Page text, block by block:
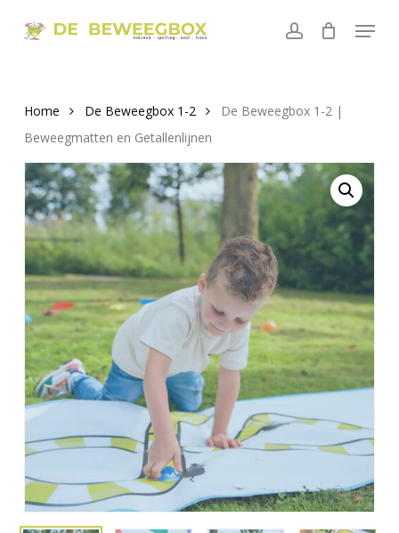
account
Menu
Home De Beweegbox 1-2
De Beweegbox 1-2 |
Beweegmatten en Getallenlijnen